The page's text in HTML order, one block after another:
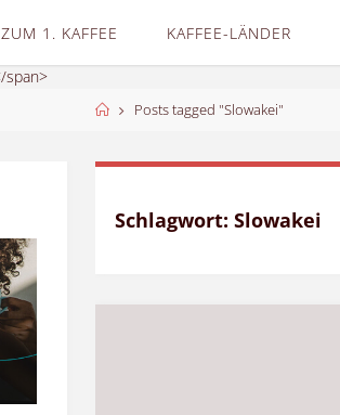
ZUM 1. KAFFEE KAFFEE-LÄNDER
HomePosts tagged "Slowakei"
Schlagwort:Slowakei